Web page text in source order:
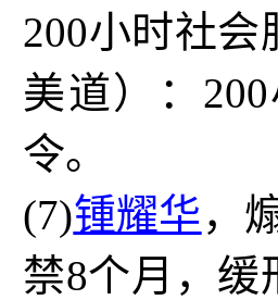
200小时社会
美道）： 200
令。
(7)锺耀华 ，
禁8个月，缓